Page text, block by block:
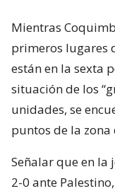
Mientras
primeros lugares
están en la sexta
situación de los
unidades, se
puntos de la zona
Señalar que en la
2-0 ante